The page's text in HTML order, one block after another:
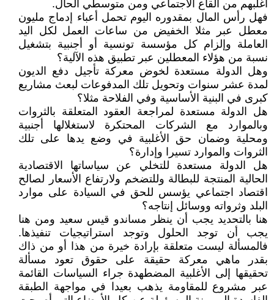
أغلبهم من القاع الاجتماعي ومن متوسطي الحال.
فهل رأس المال بمقدوره اليوم تحمل أعباء إدماج مليون
معطل عبر مثلا الخفيض من ساعات العمل لكل اليد
العاملة وإلزام كل مؤسسة تونسية أو أجنبية بتشغيل
نسبة من هؤلاء المعطلين عبر تطبيق هذه الآلية؟
وهل الدولة مستعدة لخوض معركة تأجيل دفع الديون
لمدة عشر سنوات وتحويل تلك المدفوعات لبعث مشاريع
كبرى في البنية الأساسية وفي الفلاحة مثلا؟
هل الدولة مستعدة لمراجعة العقود المتعلقة بالثروات
وبالموارد مع الشركات المحتكرة لاستغلالها أجنبية
ومحلية وضمان حق الأغلبية في وضع يدها على تلك
الثروات والموارد تسيرا وإدارة؟
هل الدولة مستعدة للتخلي عن سياساتها الاقتصادية
الحالية المنتجة للبطالة وللتضخم ولارتفاع الأسعار لصالح
اقتصاد اجتماعي يؤسس للحق في السيادة على موارد
البلد وثرواته ووسائل إنتاجه؟
هنا بالتحديد يجب أن ينظر مساندو قيس سعيد ومن هنا
يجب أن توجد الحلول وتوجد استراتيجيات تنفيذها.
فالمسألة ليست متعلقة بإرادة خيرة من هذا أو من ذاك
بقدر ماهي معركة حقيقة على حقوق تعود مسألة
تحقيقها إلى الأغلبية المضطهدة جراء السياسات القائمة
عبر مشروع للمقاومة يذهب بعيدا في مواجهة الطبقة